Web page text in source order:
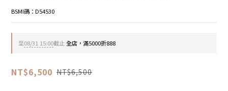
BSMI碼：D54530
至08/31 15:00截止全店，滿5000折888
NT$6,500 NT$6,500